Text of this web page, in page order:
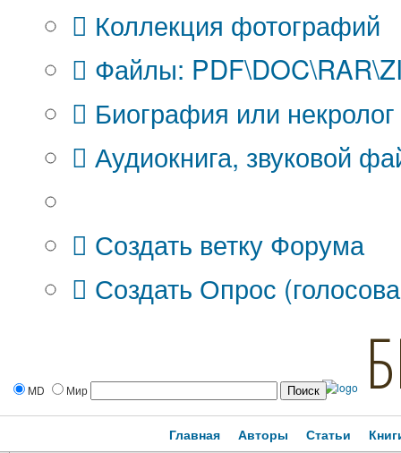
Коллекция фотографий
Файлы:
Биография или некролог
Аудиокнига, звуковой
Создать ветку Форума
Создать Опрос
MD Мир
Главная Авторы Статьи